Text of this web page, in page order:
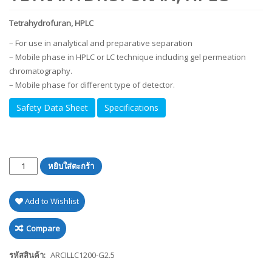
Tetrahydrofuran, HPLC
– For use in analytical and preparative separation
– Mobile phase in HPLC or LC technique including gel permeation
chromatography.
– Mobile phase for different type of detector.
Safety Data Sheet Specifications
จำนวน หยิบใส่ตะกร้า
Add to Wishlist
Compare
รหัสสินค้า: ARCILLC1200-G2.5